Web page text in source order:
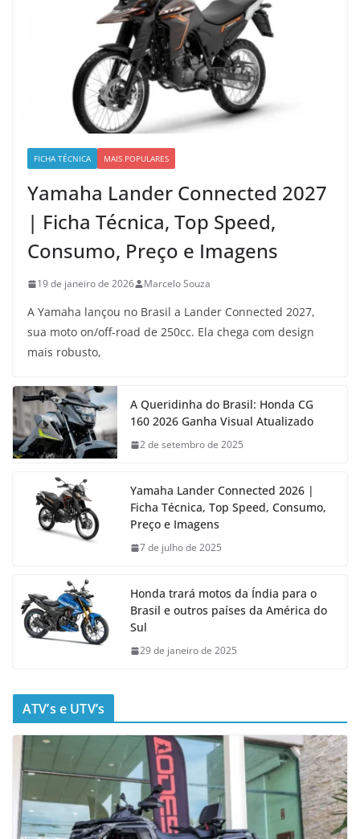
FICHA TÉCNICA MAIS POPULARES
Yamaha Lander Connected 2027
| Ficha Técnica, Top Speed,
Consumo, Preço e Imagens
19 de janeiro de 2026 Marcelo Souza
A Yamaha lançou no Brasil a Lander Connected 2027,
sua moto on/off-road de 250cc. Ela chega com design
mais robusto,
A Queridinha do Brasil: Honda CG
160 2026 Ganha Visual Atualizado
2 de setembro de 2025
Yamaha Lander Connected 2026 |
Ficha Técnica, Top Speed, Consumo,
Preço e Imagens
7 de julho de 2025
Honda trará motos da Índia para o
Brasil e outros países da América do
Sul
29 de janeiro de 2025
ATV’s e UTV’s